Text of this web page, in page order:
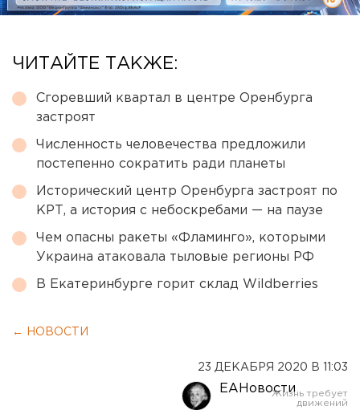
ЧИТАЙТЕ ТАКЖЕ:
Сгоревший квартал в центре Оренбурга
застроят
Численность человечества предложили
постепенно сократить ради планеты
Исторический центр Оренбурга застроят по
КРТ, а история с небоскребами — на паузе
Чем опасны ракеты «Фламинго», которыми
Украина атаковала тыловые регионы РФ
В Екатеринбурге горит склад Wildberries
← НОВОСТИ
23 ДЕКАБРЯ 2020 В 11:03
ЕАНовости